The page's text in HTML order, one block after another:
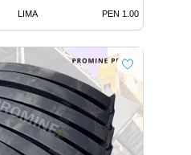
LIMA PEN 1.00